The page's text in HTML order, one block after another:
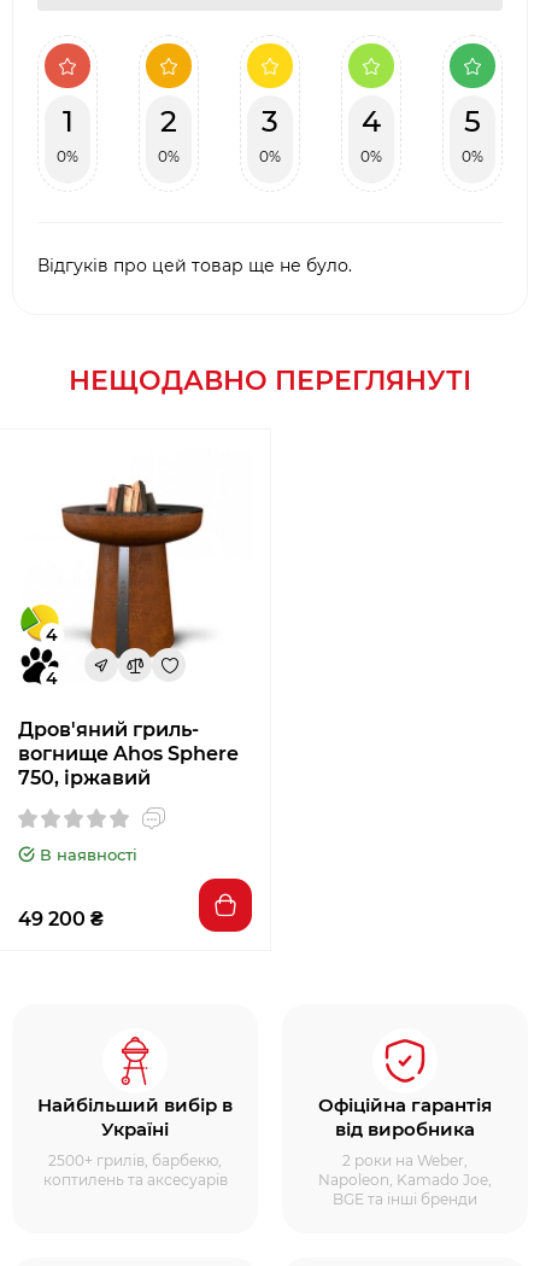
1
0%
2
0%
3
0%
4
0%
5
0%
Відгуків про цей товар ще не було.
НЕЩОДАВНО ПЕРЕГЛЯНУТІ
4
4
Дров'яний гриль-
вогнище Ahos Sphere
750, іржавий
В наявності
49 200 ₴
Найбільший вибір в
Україні
2500+ грилів, барбекю,
коптилень та аксесуарів
Офіційна гарантія
від виробника
2 роки на Weber,
Napoleon, Kamado Joe,
BGE та інші бренди